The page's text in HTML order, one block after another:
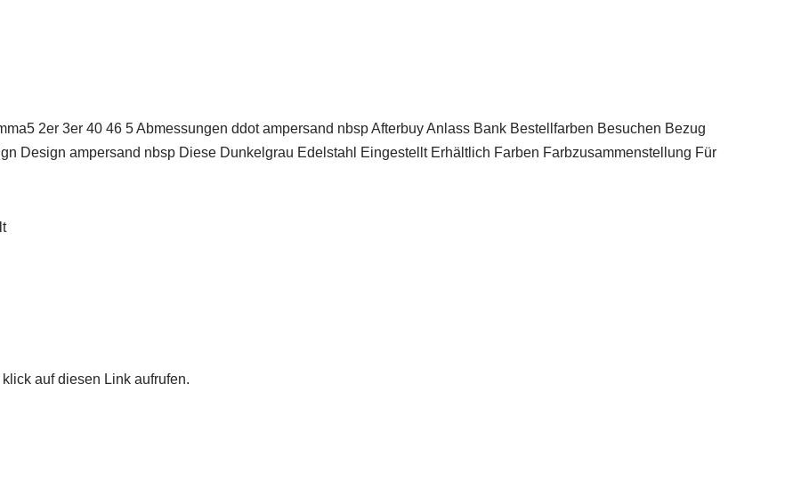
2er 3er 40 46 5 Abmessungen ddot ampersand nbsp Afterbuy Anlass Bank Bestellfarben Besuchen Bezug
Design ampersand nbsp Diese Dunkelgrau Edelstahl Eingestellt Erhältlich Farben Farbzusammenstellung Für
auf diesen Link aufrufen.